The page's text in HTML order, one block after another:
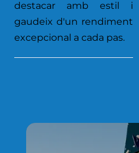
destacar amb estil i
gaudeix d'un rendiment
excepcional a cada pas.